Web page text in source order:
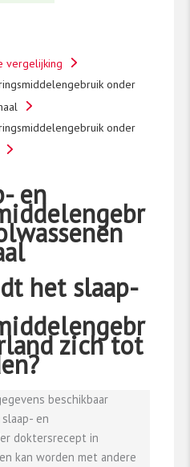
vergelijking
onder
onder
en
het slaap-
zich tot
beschikbaar
en
doktersrecept in
kan worden met andere